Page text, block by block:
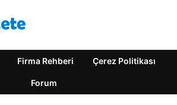
Firma Rehberi Çerez Politikası
Forum